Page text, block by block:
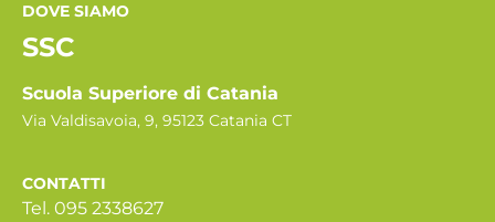
DOVE SIAMO
SSC
Scuola Superiore di Catania
Via Valdisavoia, 9, 95123 Catania CT
CONTATTI
Tel. 095 2338627